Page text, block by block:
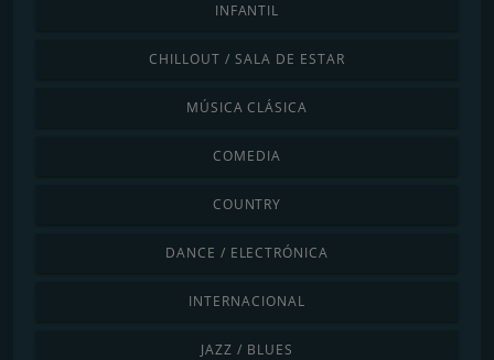
INFANTIL
CHILLOUT / SALA DE ESTAR
MÚSICA CLÁSICA
COMEDIA
COUNTRY
DANCE / ELECTRÓNICA
INTERNACIONAL
JAZZ / BLUES